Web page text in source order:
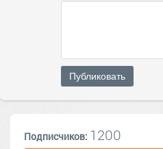
Публиковать
Подписчиков: 1200